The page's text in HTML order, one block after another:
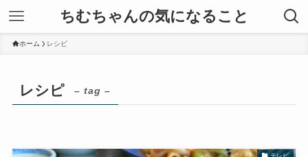
ちむちゃんの気になること
ホーム レシピ
レシピ – tag –
テレビ